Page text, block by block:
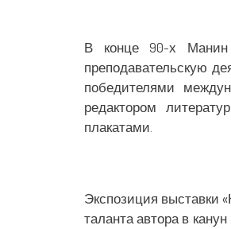
В конце 90-х Манин
преподавательскую
победителями
редактором
плакатами.
Экспозиция выставки
таланта автора в